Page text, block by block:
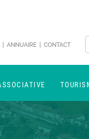
ANNUAIRE CONTACT